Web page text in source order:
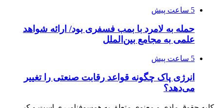
5 ساعت پیش
حمله به لامرد با بمب فسفری بود/ ارائه شواهد
علمی به مجامع بین‌الملل
5 ساعت پیش
انرژی پاک چگونه قواعد رقابت صنعتی را تغییر
می‌دهد؟